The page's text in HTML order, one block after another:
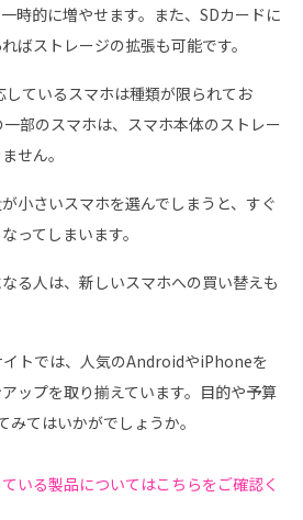
時的に増やせます。また、SDカードに
ばストレージの拡張も可能です。
しているスマホは種類が限られてお
部のスマホは、スマホ本体のストレー
せん。
小さいスマホを選んでしまうと、すぐ
ってしまいます。
る人は、新しいスマホへの買い替えも
トでは、人気のAndroidやiPhoneを
ップを取り揃えています。目的や予算
てはいかがでしょうか。
いる製品についてはこちらをご確認く